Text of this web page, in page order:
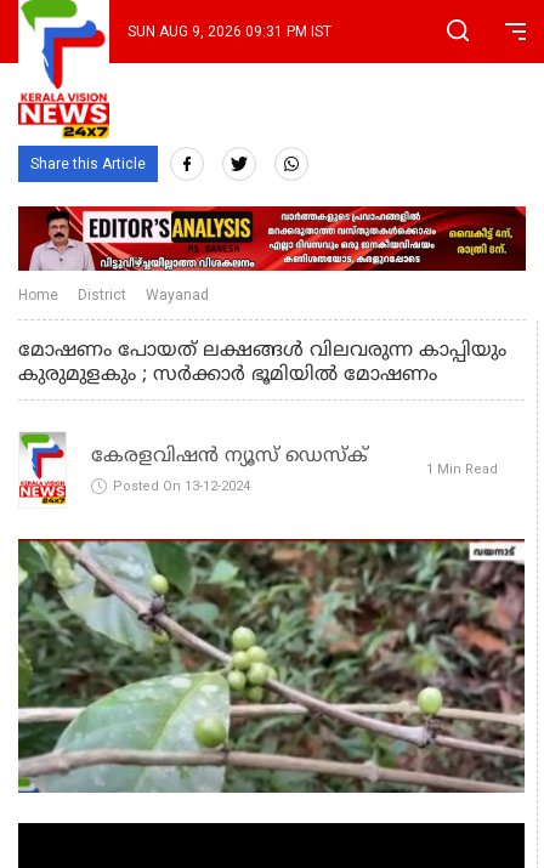
SUN AUG 9, 2026 09:31 PM IST
Share this Article
Home District Wayanad
മോഷണം പോയത്‌ ലക്ഷങ്ങൾ വിലവരുന്ന കാപ്പിയും
കുരുമുളകും ; സർക്കാർ ഭൂമിയിൽ മോഷണം
കേരളവിഷൻ ന്യൂസ് ഡെസ്‌ക്
Posted On 13-12-2024
1 Min Read